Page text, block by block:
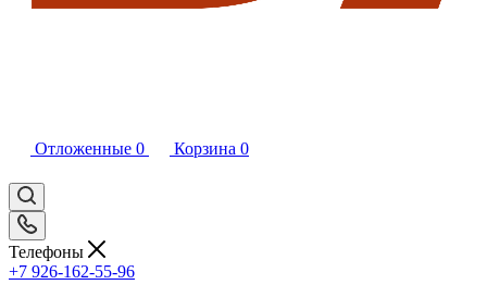
Отложенные 0 Корзина 0
Телефоны
+7 926-162-55-96